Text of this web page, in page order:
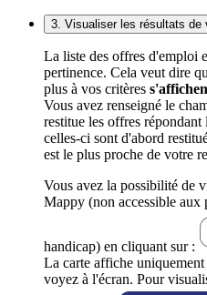
3. Visualiser les résultats de
La liste des offres d'emploi
pertinence. Cela veut dire
plus à vos critères
Vous avez renseigné le
restitue les offres
celles-ci sont d'abord
est le plus proche de votre
Vous avez la possibilité de
Mappy (non accessible aux
handicap) en cliquant sur :
La carte affiche
voyez à l'écran. Pour